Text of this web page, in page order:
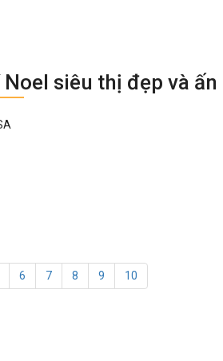
siêu thị đẹp và
6 7 8 9 10